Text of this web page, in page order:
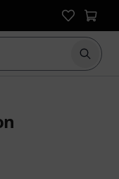
Suche
Kundenbewertungen